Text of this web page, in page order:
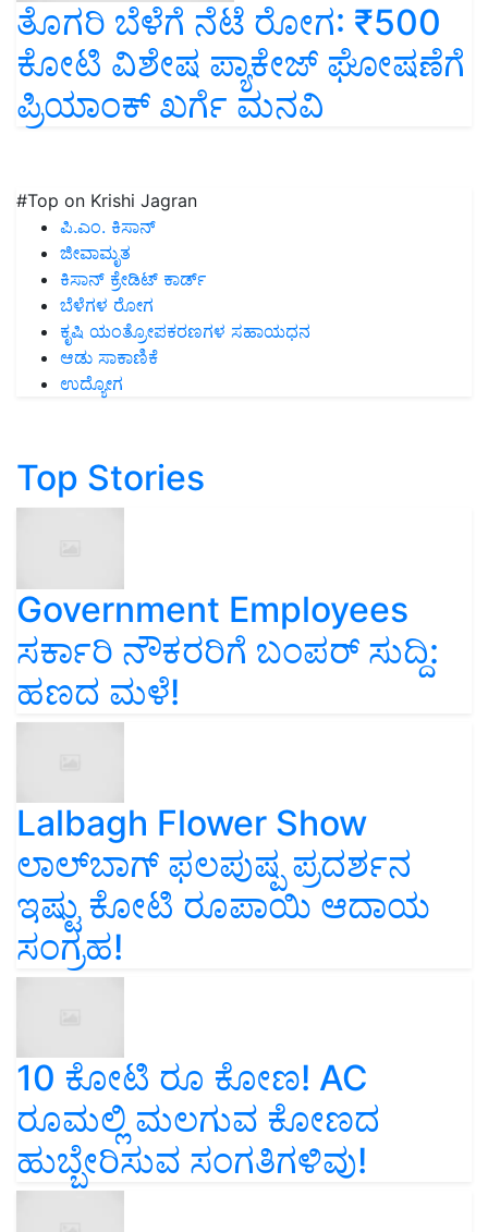
ತೊಗರಿ ಬೆಳೆಗೆ ನೆಟೆ ರೋಗ: ₹500
ಕೋಟಿ ವಿಶೇಷ ಪ್ಯಾಕೇಜ್ ಘೋಷಣೆಗೆ
ಪ್ರಿಯಾಂಕ್‌ ಖರ್ಗೆ ಮನವಿ
#Top on Krishi Jagran
ಪಿ.ಎಂ. ಕಿಸಾನ್
ಜೀವಾಮೃತ
ಕಿಸಾನ್ ಕ್ರೇಡಿಟ್ ಕಾರ್ಡ್
ಬೆಳೆಗಳ ರೋಗ
ಕೃಷಿ ಯಂತ್ರೋಪಕರಣಗಳ ಸಹಾಯಧನ
ಆಡು ಸಾಕಾಣಿಕೆ
ಉದ್ಯೋಗ
Top Stories
Government Employees
ಸರ್ಕಾರಿ ನೌಕರರಿಗೆ ಬಂಪರ್‌ ಸುದ್ದಿ:
ಹಣದ ಮಳೆ!
Lalbagh Flower Show
ಲಾಲ್‌ಬಾಗ್ ಫಲಪುಷ್ಪ ಪ್ರದರ್ಶನ
ಇಷ್ಟು ಕೋಟಿ ರೂಪಾಯಿ ಆದಾಯ
ಸಂಗ್ರಹ!
10 ಕೋಟಿ ರೂ ಕೋಣ! AC
ರೂಮಲ್ಲಿ ಮಲಗುವ ಕೋಣದ
ಹುಬ್ಬೇರಿಸುವ ಸಂಗತಿಗಳಿವು!